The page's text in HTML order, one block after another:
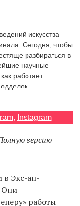
искусства
Сегодня, чтобы
разбираться в
научные
работает
, Instagram
версию
в Экс-ан-
Они
работы